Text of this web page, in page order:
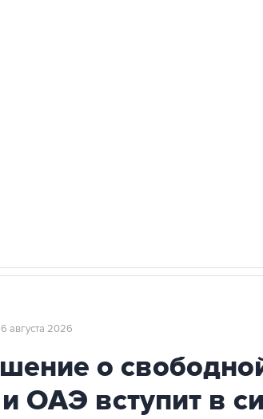
августа 2026
о
ОАЭ вступит в